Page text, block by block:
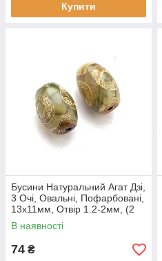
Купити
Бусини Натуральний Агат Дзі,
3 Очі, Овальні, Пофарбовані,
13х11мм, Отвір 1.2-2мм, (2
шт)
В наявності
74 ₴